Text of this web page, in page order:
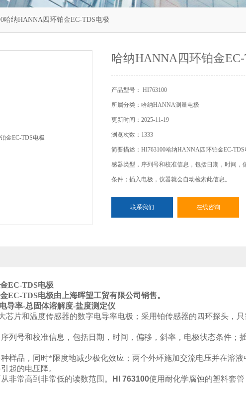
哈纳HANNA四环铂金EC-TDS电极
哈纳HANNA四环铂金
产品型号： HI763100
所属分类：哈纳HANNA测量电极
更新时间：2025-11-19
浏览次数：1333
简要描述：HI763100哈纳HANNA四环铂金EC-
感器类型，序列号和校准信息，包括日期，时间，
条件；插入电极，仪器就会自动检索此信息。
联系我们 在线咨询
EC-TDS电极
EC-TDS电极由上海晖望工贸有限公司销售。
导率-总固体溶解度-盐度测定仪
芯片和温度传感器的数字电导率电极；采用铂传感器的四环探头，
列号和校准信息，包括日期，时间，偏移，斜率，电极状态条件；
样品，同时*限度地减少极化效应；两个外环施加交流电压并在溶液
起的电压降。
非常高到非常低的读数范围。
HI 763100使用耐化学腐蚀的塑料套